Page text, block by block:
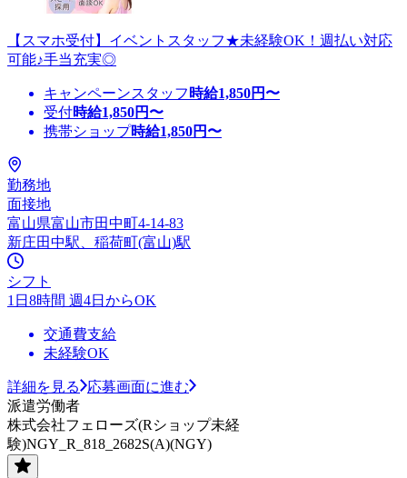
【スマホ受付】イベントスタッフ★未経験OK！週払い対応
可能♪手当充実◎
キャンペーンスタッフ 時給1,850円〜
受付時給1,850円〜
携帯ショップ時給1,850円〜
勤務地
面接地
富山県富山市田中町4-14-83
新庄田中駅、稲荷町(富山)駅
シフト
1日8時間 週4日からOK
交通費支給
未経験OK
詳細を見る
応募画面に進む
派遣労働者
株式会社フェローズ(Rショップ未経
験)NGY_R_818_2682S(A)(NGY)